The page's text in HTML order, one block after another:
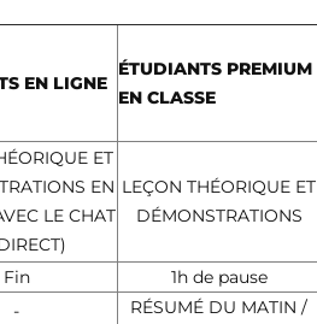
EN LIGNE
ÉTUDIANTS PREMIUM
EN CLASSE
ET
EN
LE CHAT
LEÇON THÉORIQUE ET
DÉMONSTRATIONS
Fin
1h de pause
-
RÉSUMÉ DU MATIN /